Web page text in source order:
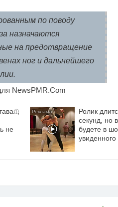
по поводу
назначаются
на предотвращение
ног и дальнейшего
NewsPMR.Com
i
не
Ролик
секунд, но
будете в
увиденного